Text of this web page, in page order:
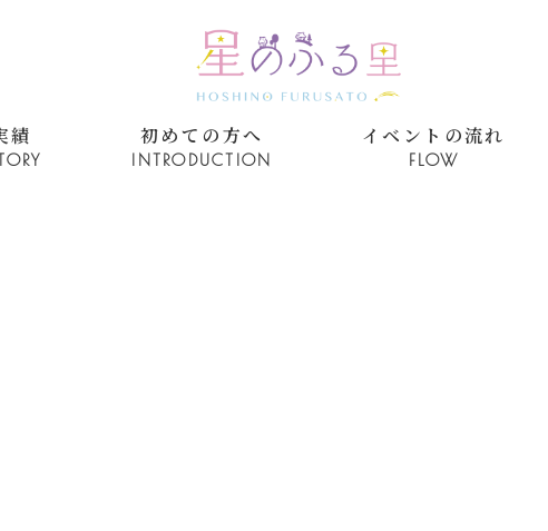
績 初めての方へ
INTRODUCTION
イベントの流れ
FLOW